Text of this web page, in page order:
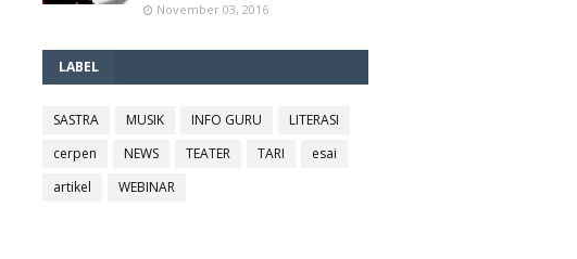
November 03, 2016
LABEL
SASTRA MUSIK INFO GURU
LITERASI
cerpen
NEWS TEATER TARI
esai
artikel
WEBINAR